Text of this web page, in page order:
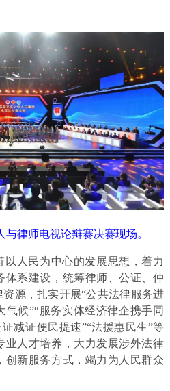
律师电视论辩赛决赛现场。
以人民为中心的发展思想，着力
体系建设，统筹律师、公证、仲
源，扎实开展“公共法律服务进
气候”“服务实体经济律企携手同
减证便民提速”“法援惠民生”等
业人才培养，大力发展涉外法律
创新服务方式，竭力为人民群众